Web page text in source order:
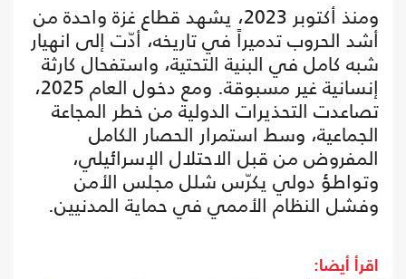
ومنذ أكتوبر 2023، يشهد قطاع غزة واحدة من
أشد الحروب تدميراً في تاريخه، أدّت إلى انهيار
شبه كامل في البنية التحتية، واستفحال كارثة
إنسانية غير مسبوقة. ومع دخول العام 2025،
تصاعدت التحذيرات الدولية من خطر المجاعة
الجماعية، وسط استمرار الحصار الكامل
المفروض من قبل الاحتلال الإسرائيلي،
وتواطؤ دولي يكرّس شلل مجلس الأمن
وفشل النظام الأممي في حماية المدنيين.
اقرأ أيضا: